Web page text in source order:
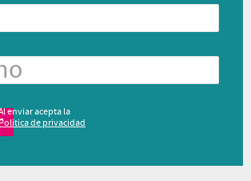
enviar acepta la
de privacidad